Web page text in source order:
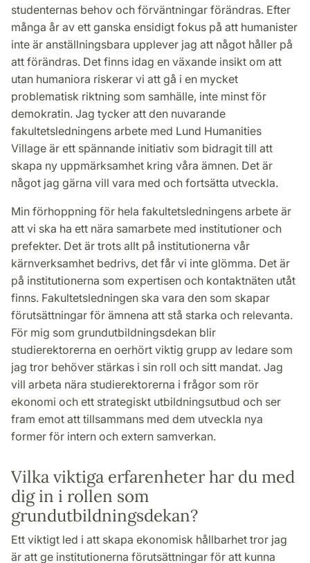
studenternas behov och förväntningar förändras. Efter
många år av ett ganska ensidigt fokus på att humanister
inte är anställningsbara upplever jag att något håller på
att förändras. Det finns idag en växande insikt om att
utan humaniora riskerar vi att gå i en mycket
problematisk riktning som samhälle, inte minst för
demokratin. Jag tycker att den nuvarande
fakultetsledningens arbete med Lund Humanities
Village är ett spännande initiativ som bidragit till att
skapa ny uppmärksamhet kring våra ämnen. Det är
något jag gärna vill vara med och fortsätta utveckla.
Min förhoppning för hela fakultetsledningens arbete är
att vi ska ha ett nära samarbete med institutioner och
prefekter. Det är trots allt på institutionerna vår
kärnverksamhet bedrivs, det får vi inte glömma. Det är
på institutionerna som expertisen och kontaktnäten utåt
finns. Fakultetsledningen ska vara den som skapar
förutsättningar för ämnena att stå starka och relevanta.
För mig som grundutbildningsdekan blir
studierektorerna en oerhört viktig grupp av ledare som
jag tror behöver stärkas i sin roll och sitt mandat. Jag
vill arbeta nära studierektorerna i frågor som rör
ekonomi och ett strategiskt utbildningsutbud och ser
fram emot att tillsammans med dem utveckla nya
former för intern och extern samverkan.
Vilka viktiga erfarenheter har du med
dig in i rollen som
grundutbildningsdekan?
Ett viktigt led i att skapa ekonomisk hållbarhet tror jag
är att ge institutionerna förutsättningar för att kunna